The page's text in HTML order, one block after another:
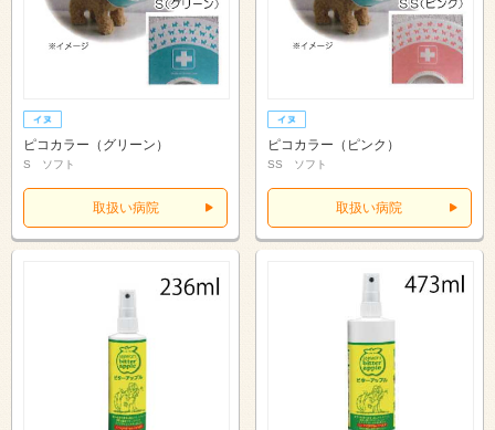
ピコカラー（グリーン）
S ソフト
取扱い病院
ピコカラー（ピンク）
SS ソフト
取扱い病院